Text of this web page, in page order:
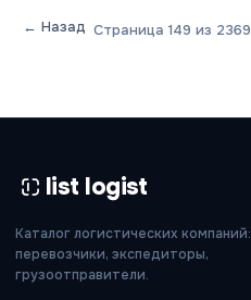
← Назад Страница 149 из 2369
list logist
Каталог логистических компаний:
перевозчики, экспедиторы,
грузоотправители.